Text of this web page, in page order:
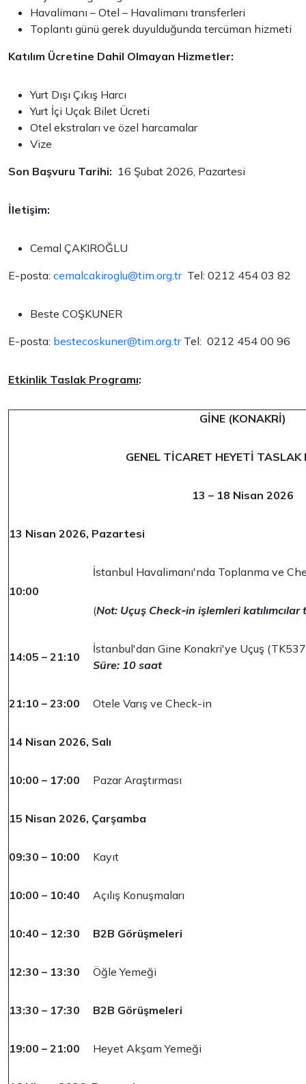
Havalimanı – Otel – Havalimanı transferleri
Toplantı günü gerek duyulduğunda tercüman hizmeti
Katılım Ücretine Dahil Olmayan Hizmetler:
Yurt Dışı Çıkış Harcı
Yurt İçi Uçak Bilet Ücreti
Otel ekstraları ve özel harcamalar
Vize
Son Başvuru Tarihi: 16 Şubat 2026, Pazartesi
İletişim:
Cemal ÇAKIROĞLU
E-posta: cemalcakiroglu@tim.org.trTel: 0212 454 03 82
Beste COŞKUNER
E-posta: bestecoskuner@tim.org.trTel: 0212 454 00 96
Etkinlik Taslak Programı:
GİNE (KONAKRİ)
GENEL TİCARET HEYETİ TASLAK
13 – 18 Nisan 2026
13 Nisan 2026, Pazartesi
10:00
İstanbul Havalimanı'nda Toplanma ve
(Not: Uçuş Check‐in işlemleri
14:05 – 21:10
İstanbul'dan Gine Konakri'ye Uçuş
Süre: 10 saat
21:10 – 23:00 Otele Varış ve Check-in
14 Nisan 2026, Salı
10:00 – 17:00 Pazar Araştırması
15 Nisan 2026, Çarşamba
09:30 – 10:00 Kayıt
10:00 – 10:40 Açılış Konuşmaları
10:40 – 12:30 B2B Görüşmeleri
12:30 – 13:30 Öğle Yemeği
13:30 – 17:30 B2B Görüşmeleri
19:00 – 21:00 Heyet Akşam Yemeği